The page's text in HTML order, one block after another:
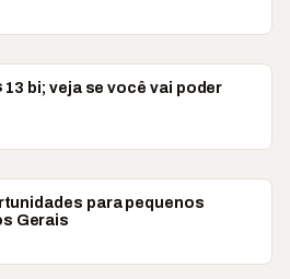
13 bi; veja se você vai poder
para pequenos
Gerais